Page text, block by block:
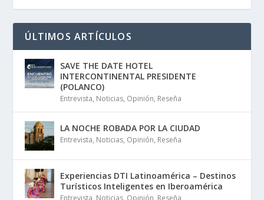
ÚLTIMOS ARTÍCULOS
SAVE THE DATE HOTEL
INTERCONTINENTAL PRESIDENTE
(POLANCO)
Entrevista, Noticias, Opinión, Reseña
LA NOCHE ROBADA POR LA CIUDAD
Entrevista, Noticias, Opinión, Reseña
Experiencias DTI Latinoamérica – Destinos
Turísticos Inteligentes en Iberoamérica
Entrevista, Noticias, Opinión, Reseña